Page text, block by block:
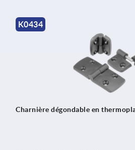
K0434
Charnière dégondable en